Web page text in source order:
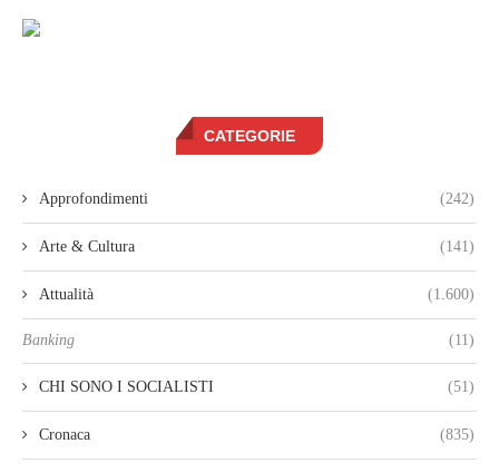
CATEGORIE
Approfondimenti (242)
Arte & Cultura (141)
Attualità (1.600)
Banking (11)
CHI SONO I SOCIALISTI (51)
Cronaca (835)